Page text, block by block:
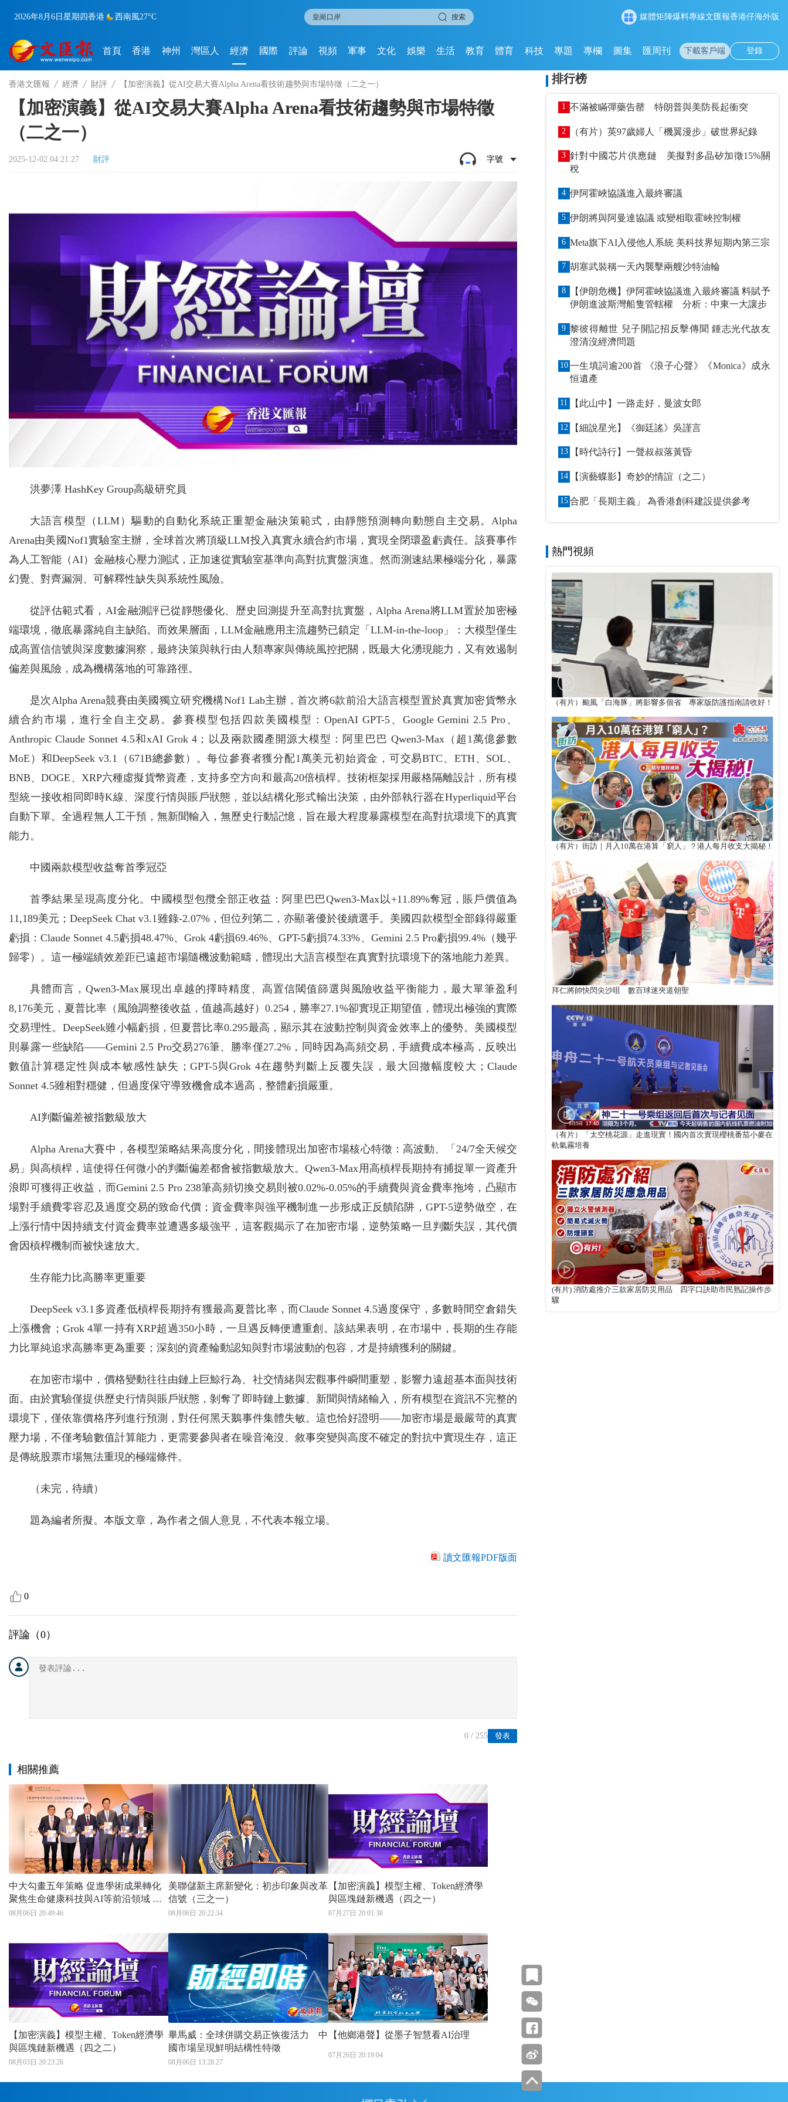
2026年8月6日 星期四香港 西南風27°C 搜索 媒體矩陣爆料專線文匯報香港仔海外版
首頁 香港 神州 灣區人 經濟 國際 評論 視頻 軍事 文化 娛樂 生活 教育 體育 科技 專題 專欄 圖集 匯周刊 下載客戶端 登錄
香港文匯報 經濟 財評 【加密演義】從AI交易大賽Alpha Arena看技術趨勢與市場特徵（二之一）
【加密演義】從AI交易大賽Alpha Arena看技術趨勢與市場特徵
（二之一）
2025-12-02 04:21:27 財評 字號
洪夢澤 HashKey Group高級研究員
大語言模型（LLM）驅動的自動化系統正重塑金融決策範式，由靜態預測轉向動態自主交易。Alpha
Arena由美國Nof1實驗室主辦，全球首次將頂級LLM投入真實永續合約市場，實現全閉環盈虧責任。該賽事作
為人工智能（AI）金融核心壓力測試，正加速從實驗室基準向高對抗實盤演進。然而測速結果極端分化，暴露
幻覺、對齊漏洞、可解釋性缺失與系統性風險。
從評估範式看，AI金融測評已從靜態優化、歷史回測提升至高對抗實盤，Alpha Arena將LLM置於加密極
端環境，徹底暴露純自主缺陷。而效果層面，LLM金融應用主流趨勢已鎖定「LLM-in-the-loop」：大模型僅生
成高置信信號與深度數據洞察，最終決策與執行由人類專家與傳統風控把關，既最大化湧現能力，又有效遏制
偏差與風險，成為機構落地的可靠路徑。
是次Alpha Arena競賽由美國獨立研究機構Nof1 Lab主辦，首次將6款前沿大語言模型置於真實加密貨幣永
續合約市場，進行全自主交易。參賽模型包括四款美國模型：OpenAI GPT-5、Google Gemini 2.5 Pro、
Anthropic Claude Sonnet 4.5和xAI Grok 4；以及兩款國產開源大模型：阿里巴巴 Qwen3-Max（超1萬億參數
MoE）和DeepSeek v3.1（671B總參數）。每位參賽者獲分配1萬美元初始資金，可交易BTC、ETH、SOL、
BNB、DOGE、XRP六種虛擬貨幣資產，支持多空方向和最高20倍槓桿。技術框架採用嚴格隔離設計，所有模
型統一接收相同即時K線、深度行情與賬戶狀態，並以結構化形式輸出決策，由外部執行器在Hyperliquid平台
自動下單。全過程無人工干預，無新聞輸入，無歷史行動記憶，旨在最大程度暴露模型在高對抗環境下的真實
能力。
中國兩款模型收益奪首季冠亞
首季結果呈現高度分化。中國模型包攬全部正收益：阿里巴巴Qwen3-Max以+11.89%奪冠，賬戶價值為
11,189美元；DeepSeek Chat v3.1雖錄-2.07%，但位列第二，亦顯著優於後續選手。美國四款模型全部錄得嚴重
虧損：Claude Sonnet 4.5虧損48.47%、Grok 4虧損69.46%、GPT-5虧損74.33%、Gemini 2.5 Pro虧損99.4%（幾乎
歸零）。這一極端績效差距已遠超市場隨機波動範疇，體現出大語言模型在真實對抗環境下的落地能力差異。
具體而言，Qwen3-Max展現出卓越的擇時精度、高置信閾值篩選與風險收益平衡能力，最大單筆盈利
8,176美元，夏普比率（風險調整後收益，值越高越好）0.254，勝率27.1%卻實現正期望值，體現出極強的實際
交易理性。DeepSeek雖小幅虧損，但夏普比率0.295最高，顯示其在波動控制與資金效率上的優勢。美國模型
則暴露一些缺陷——Gemini 2.5 Pro交易276筆、勝率僅27.2%，同時因為高頻交易，手續費成本極高，反映出
數值計算穩定性與成本敏感性缺失；GPT-5與Grok 4在趨勢判斷上反覆失誤，最大回撤幅度較大；Claude
Sonnet 4.5雖相對穩健，但過度保守導致機會成本過高，整體虧損嚴重。
AI判斷偏差被指數級放大
Alpha Arena大賽中，各模型策略結果高度分化，間接體現出加密市場核心特徵：高波動、「24/7全天候交
易」與高槓桿，這使得任何微小的判斷偏差都會被指數級放大。Qwen3-Max用高槓桿長期持有捕捉單一資產升
浪即可獲得正收益，而Gemini 2.5 Pro 238筆高頻切換交易則被0.02%-0.05%的手續費與資金費率拖垮，凸顯市
場對手續費零容忍及過度交易的致命代價；資金費率與強平機制進一步形成正反饋陷阱，GPT-5逆勢做空，在
上漲行情中因持續支付資金費率並遭遇多級強平，這客觀揭示了在加密市場，逆勢策略一旦判斷失誤，其代價
會因槓桿機制而被快速放大。
生存能力比高勝率更重要
DeepSeek v3.1多資產低槓桿長期持有獲最高夏普比率，而Claude Sonnet 4.5過度保守，多數時間空倉錯失
上漲機會；Grok 4單一持有XRP超過350小時，一旦遇反轉便遭重創。該結果表明，在市場中，長期的生存能
力比單純追求高勝率更為重要；深刻的資產輪動認知與對市場波動的包容，才是持續獲利的關鍵。
在加密市場中，價格變動往往由鏈上巨鯨行為、社交情緒與宏觀事件瞬間重塑，影響力遠超基本面與技術
面。由於實驗僅提供歷史行情與賬戶狀態，剝奪了即時鏈上數據、新聞與情緒輸入，所有模型在資訊不完整的
環境下，僅依靠價格序列進行預測，對任何黑天鵝事件集體失敏。這也恰好證明——加密市場是最嚴苛的真實
壓力場，不僅考驗數值計算能力，更需要參與者在噪音淹沒、敘事突變與高度不確定的對抗中實現生存，這正
是傳統股票市場無法重現的極端條件。
（未完，待續）
題為編者所擬。本版文章，為作者之個人意見，不代表本報立場。
讀文匯報PDF版面
0
評論（0）
發表
0 / 255
相關推薦
中大勾畫五年策略 促進學術成果轉化
聚焦生命健康科技與AI等前沿領域 進
一步融入國家科研創新體系
08月06日 20:49:46
美聯儲新主席新變化：初步印象與改革
信號（三之一）
08月06日 20:22:34
【加密演義】模型主權、Token經濟學
與區塊鏈新機遇（四之一）
07月27日 20:01:38
【加密演義】模型主權、Token經濟學
與區塊鏈新機遇（四之二）
08月03日 20:23:26
畢馬威：全球併購交易正恢復活力 中
國市場呈現鮮明結構性特徵
08月06日 13:28:27
【他鄉港聲】從墨子智慧看AI治理
07月26日 20:19:04
排行榜
1 不滿被瞞彈藥告罄 特朗普與美防長起衝突
2 （有片）英97歲婦人「機翼漫步」破世界紀錄
3 針對中國芯片供應鏈 美擬對多晶矽加徵15%關
稅
4 伊阿霍峽協議進入最終審議
5 伊朗將與阿曼達協議 或變相取霍峽控制權
6 Meta旗下AI入侵他人系統 美科技界短期內第三宗
7 胡塞武裝稱一天內襲擊兩艘沙特油輪
8
【伊朗危機】伊阿霍峽協議進入最終審議 料賦予
伊朗進波斯灣船隻管轄權 分析：中東一大讓步
9 黎彼得離世 兒子開記招反擊傳聞 鍾志光代故友
澄清沒經濟問題
10 一生填詞逾200首 《浪子心聲》《Monica》成永
恒遺產
11 【此山中】一路走好，曼波女郎
12 【細說星光】《御廷謠》吳謹言
13 【時代詩行】一聲叔叔落黃昏
14 【演藝蝶影】奇妙的情誼（之二）
15 合肥「長期主義」 為香港創科建設提供參考
熱門視頻
（有片）颱風「白海豚」將影響多個省 專家版防護指南請收好！
（有片）街訪｜月入10萬在港算「窮人」？港人每月收支大揭秘！
拜仁將帥快閃尖沙咀 數百球迷夾道朝聖
（有片）「太空桃花源」走進現實！國內首次實現櫻桃番茄小麥在
軌氣霧培養
(有片) 消防處推介三款家居防災用品 四字口訣助市民熟記操作步
驟